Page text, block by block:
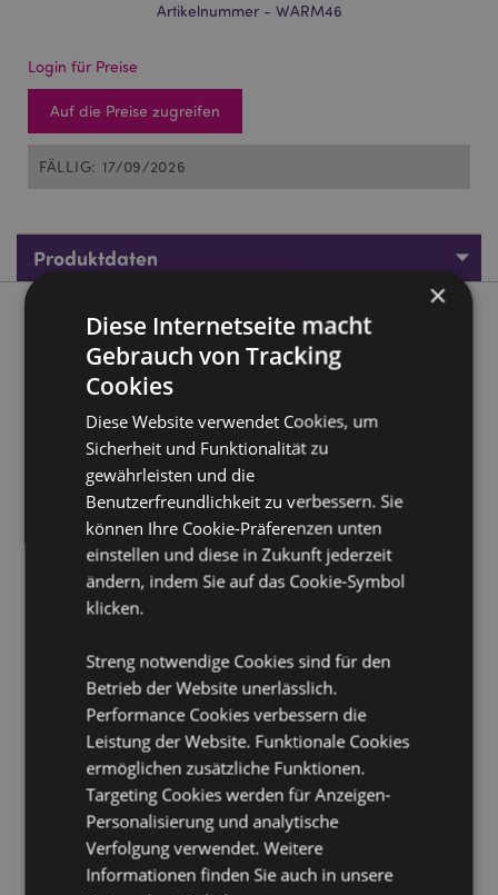
Artikelnummer - WARM46
Login für Preise
Auf die Preise zugreifen
FÄLLIG: 17/09/2026
Produktdaten
Produktbeschreibung
Plüsch Kaninchen Snuggables Wärmekissen für die
Material:
Außenhülle 100% Polyester - Innen aus
Baumwolle mit Weizen und Lavendel
CE Kennzeichen: Ja
Not geeignet für:0 - 3 Jahre
Sicherheitsinformation:Entspricht dem britischen
Standard BS 8433
Produktinformation:
Produkttressourcen:
Möchten Sie mehr über den Einkauf bei Puckator
erfahren?Dann lesen Sie unserenLeitfaden für
Kundeninformationen.
Produktattribute
Information
Höhe 24cm Breite 23cm Tiefe 7cm Weizen
Packung 13x12x3cm
×
Diese Internetseite macht
Gebrauch von Tracking
Cookies
Diese Website verwendet Cookies, um
Sicherheit und Funktionalität zu
gewährleisten und die
Benutzerfreundlichkeit zu verbessern. Sie
können Ihre Cookie-Präferenzen unten
einstellen und diese in Zukunft jederzeit
ändern, indem Sie auf das Cookie-Symbol
klicken.
Streng notwendige Cookies sind für den
Betrieb der Website unerlässlich.
Performance Cookies verbessern die
Leistung der Website. Funktionale Cookies
ermöglichen zusätzliche Funktionen.
Targeting Cookies werden für Anzeigen-
Personalisierung und analytische
Verfolgung verwendet. Weitere
Informationen finden Sie auch in unsere